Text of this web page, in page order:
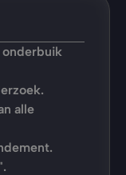
onderbuik
alle